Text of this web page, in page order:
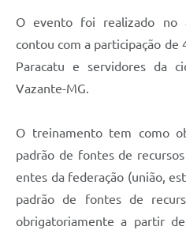
O evento foi realizado no
contou com a participação de
Paracatu e servidores da
Vazante-MG.
O treinamento tem como
padrão de fontes de
entes da federação (união,
padrão de fontes de
obrigatoriamente a partir